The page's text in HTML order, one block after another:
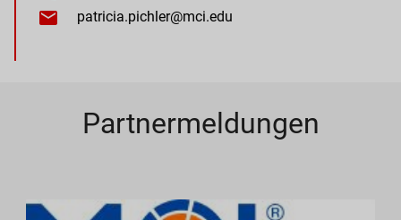
patricia.pichler@mci.edu
Partnermeldungen